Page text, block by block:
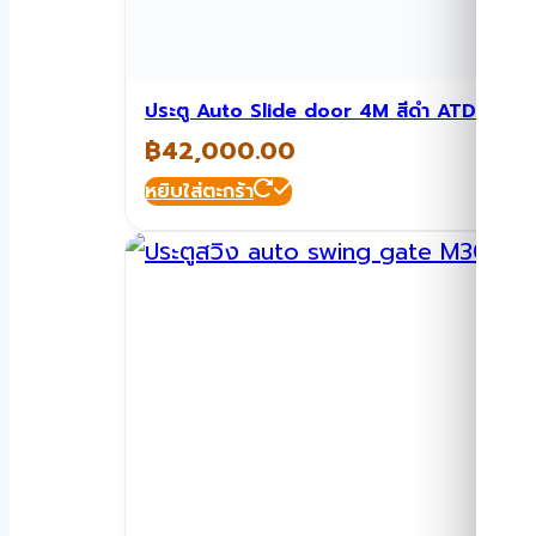
ประตู Auto Slide door 4M สีดำ ATD-
฿42,000.00
หยิบใส่ตะกร้า